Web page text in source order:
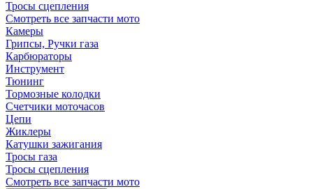
Тросы сцепления
Смотреть все запчасти мото
Камеры
Грипсы, Ручки газа
Карбюраторы
Инструмент
Тюнинг
Тормозные колодки
Счетчики моточасов
Цепи
Жиклеры
Катушки зажигания
Тросы газа
Тросы сцепления
Смотреть все запчасти мото